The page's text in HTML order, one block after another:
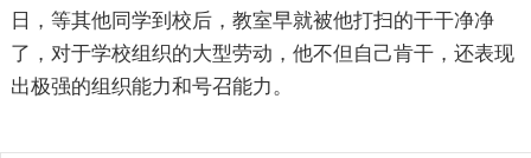
日，等其他同学到校后，教室早就被他打扫的干干净净
了，对于学校组织的大型劳动，他不但自己肯干，还表现
出极强的组织能力和号召能力。